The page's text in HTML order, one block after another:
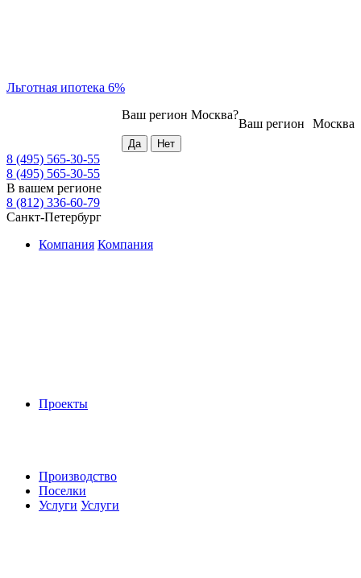
Льготная ипотека 6%
Москва
Ваш регион
Ваш регион Москва?
8 (495) 565-30-55
8 (495) 565-30-55
В вашем регионе
8 (812) 336-60-79
Санкт-Петербург
Компания Компания
Проекты
Производство
Поселки
Услуги Услуги